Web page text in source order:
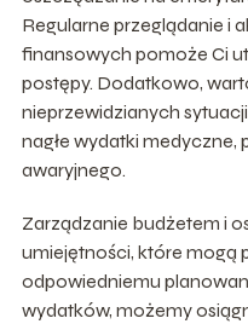
Regularne przeglądanie i
finansowych pomoże Ci
postępy. Dodatkowo,
nieprzewidzianych
nagłe wydatki
awaryjnego.
Zarządzanie budżetem i
umiejętności, które mogą
odpowiedniemu
wydatków, możemy